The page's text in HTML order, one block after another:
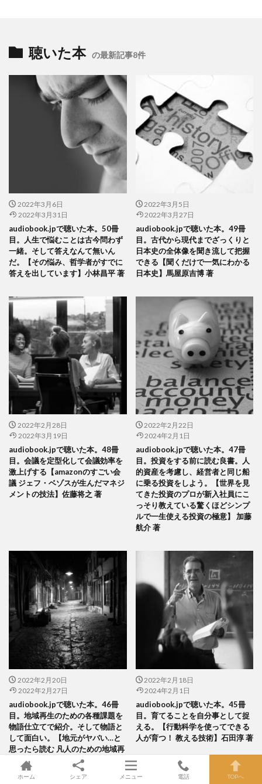
聴いた本 の最新記事8件
2022年3月6日
2022年3月31日
audiobook.jpで聴いた本。50冊
目。人生で悩むことは古今問わず
一緒。そして答えなんて無いん
だ。【その悩み、哲学者がすでに
答えを出しています】小林昌平 著
2022年3月5日
2022年3月27日
audiobook.jpで聴いた本。49冊
目。古代から現代までざっくりと
日本史の全体像を聞き流して把握
できる【聞くだけで一気にわかる
日本史】馬屋原吉博 著
2022年2月28日
2022年3月19日
audiobook.jpで聴いた本。48冊
目。会議を定型化して会議効率を
激上げする【amazonのすごい会
議 ジェフ・ベゾスが生んだマネジ
メントの技法】佐藤将之 著
2022年2月22日
2024年2月1日
audiobook.jpで聴いた本。47冊
目。投資をする前に読む良書。人
的資産を考慮し、経営者と同じ船
に乗る投資をしよう。【世界を見
てきた投資のプロが新入社員にこ
っそり教えている驚くほどシンプ
ルで一生使える投資の極意】 加藤
航介 著
2022年2月20日
2022年2月27日
audiobook.jpで聴いた本。46冊
目。地域再生のための各種課題を
物語仕立てで紹介。そして物語と
して面白い。【地元がヤバい…と
思ったら読む 凡人のための地域再
生入門】 木下斉 著
2022年2月18日
2024年2月1日
audiobook.jpで聴いた本。45冊
目。育てることを自分事として捉
える。【行動科学を使ってできる
人が育つ！ 教える技術】石田淳 著
ホーム シェア メニュー 電話 TOPへ